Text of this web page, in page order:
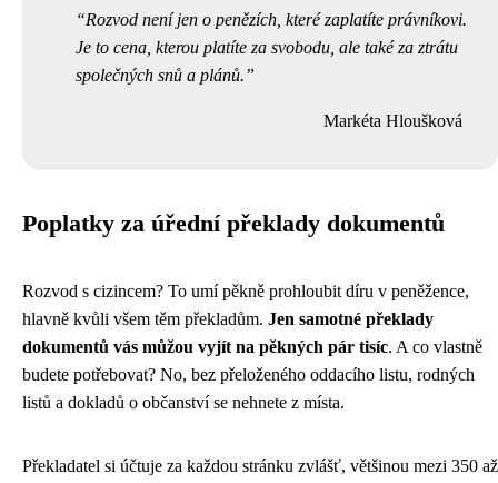
Rozvod není jen o penězích, které zaplatíte právníkovi.
Je to cena, kterou platíte za svobodu, ale také za ztrátu
společných snů a plánů.
Markéta Hloušková
Poplatky za úřední překlady dokumentů
Rozvod s cizincem? To umí pěkně prohloubit díru v peněžence,
hlavně kvůli všem těm překladům. Jen samotné překlady
dokumentů vás můžou vyjít na pěkných pár tisíc. A co vlastně
budete potřebovat? No, bez přeloženého oddacího listu, rodných
listů a dokladů o občanství se nehnete z místa.
Překladatel si účtuje za každou stránku zvlášť, většinou mezi 350 až